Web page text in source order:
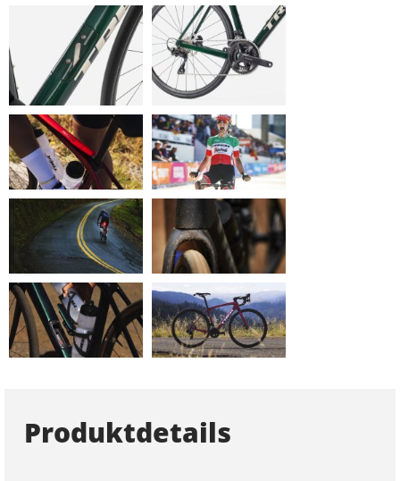
Produktdetails